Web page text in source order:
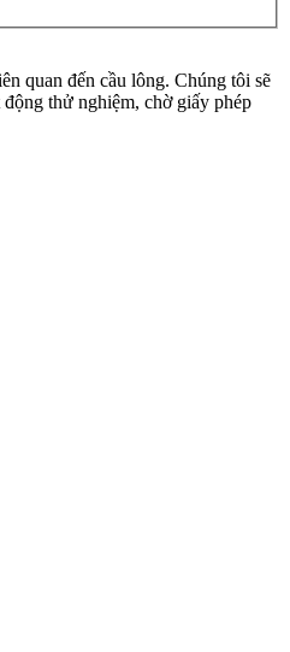
quan đến cầu lông. Chúng tôi sẽ
thử nghiệm, chờ giấy phép